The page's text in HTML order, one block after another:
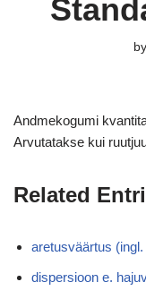
by
Andmekogumi
Arvutatakse kui
Related
aretusväärtus
dispersioon e.